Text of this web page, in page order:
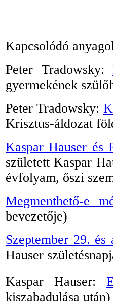
Kapcsolódó
Peter Tradowsky:
gyermekének
Peter Tradowsky:
Krisztus-áldozat
Kaspar Hauser és
született Kaspar
évfolyam, őszi
Megmenthető-e
bevezetője)
Szeptember 29. és
Hauser
Kaspar Hauser:
kiszabadulása